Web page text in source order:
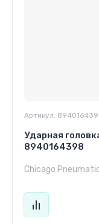
Артикул:
Ударная
8940164398
Chicago